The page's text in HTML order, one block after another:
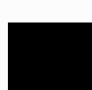
Información